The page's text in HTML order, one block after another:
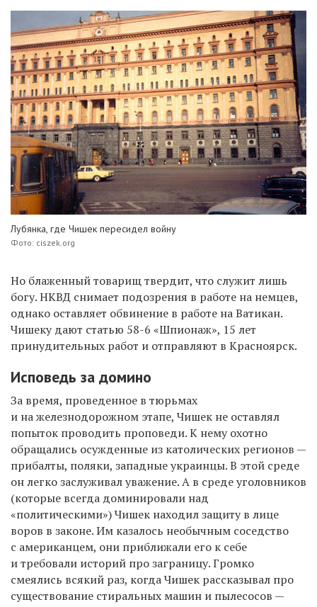
Лубянка, где Чишек пересидел войну
Фото: ciszek.org
Но блаженный товарищ твердит, что служит лишь
богу. НКВД снимает подозрения в работе на немцев,
однако оставляет обвинение в работе на Ватикан.
Чишеку дают статью 58-6 «Шпионаж», 15 лет
принудительных работ и отправляют в Красноярск.
Исповедь за домино
За время, проведенное в тюрьмах
и на железнодорожном этапе, Чишек не оставлял
попыток проводить проповеди. К нему охотно
обращались осужденные из католических регионов —
прибалты, поляки, западные украинцы. В этой среде
он легко заслуживал уважение. А в среде уголовников
(которые всегда доминировали над
«политическими») Чишек находил защиту в лице
воров в законе. Им казалось необычным соседство
с американцем, они приближали его к себе
и требовали историй про заграницу. Громко
смеялись всякий раз, когда Чишек рассказывал про
существование стиральных машин и пылесосов —